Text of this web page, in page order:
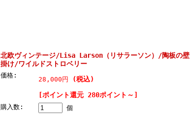
北欧ヴィンテージ/Lisa Larson（リサラーソン）/陶板の壁
掛け/ワイルドストロベリー
価格:
28,000円
(税込)
[ポイント還元 280ポイント～]
購入数: 個